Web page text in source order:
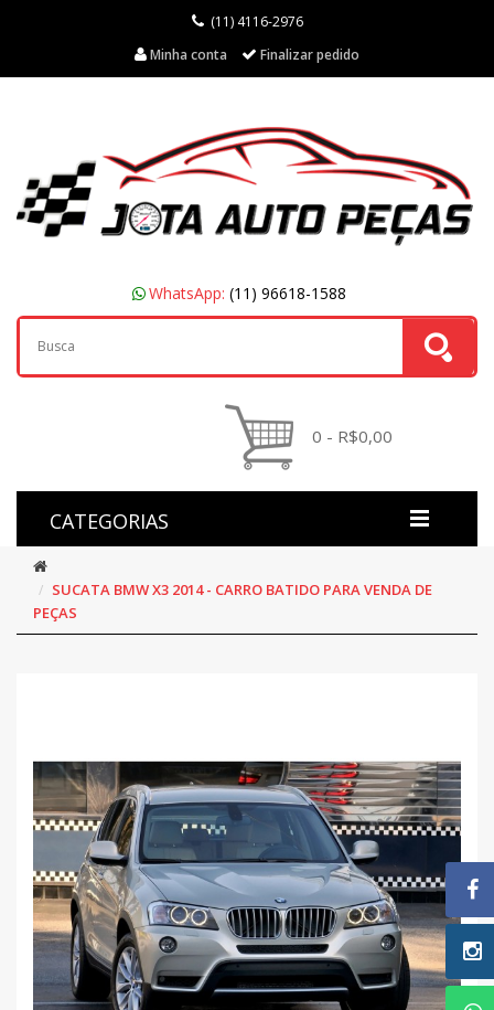
(11) 4116-2976
Minha conta
Finalizar pedido
WhatsApp: (11) 96618-1588
0 - R$0,00
CATEGORIAS
SUCATA BMW X3 2014 - CARRO BATIDO PARA VENDA DE
PEÇAS